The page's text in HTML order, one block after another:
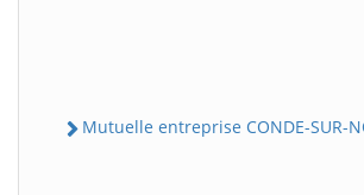
Mutuelle entreprise CONDE-SUR-